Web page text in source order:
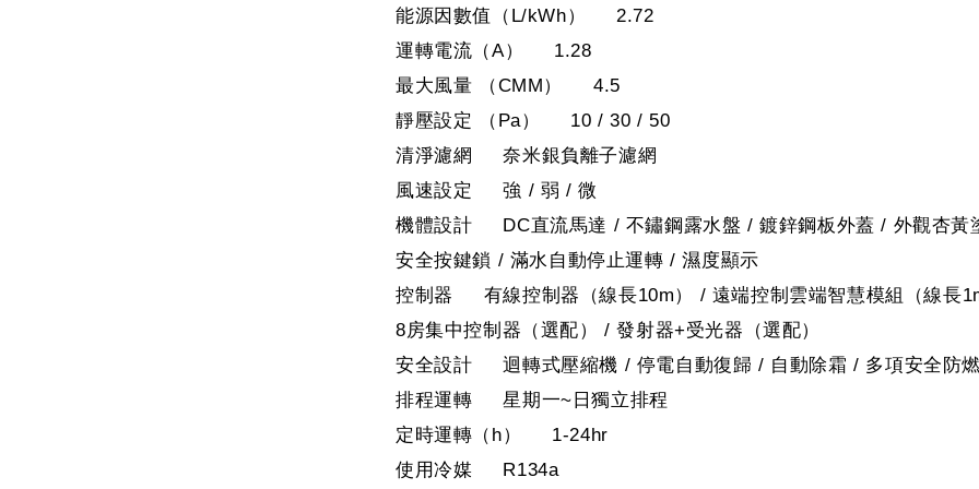
能源因數值（L/kWh） 2.72
運轉電流（A） 1.28
最大風量 （CMM） 4.5
靜壓設定 （Pa） 10 / 30 / 50
清淨濾網 奈米銀負離子濾網
風速設定 強 / 弱 / 微
機體設計 DC直流馬達 / 不鏽鋼露水盤 / 鍍鋅鋼板外蓋 / 外觀杏黃
安全按鍵鎖 / 滿水自動停止運轉 / 濕度顯示
控制器 有線控制器（線長10m） / 遠端控制雲端智慧模組（線長
8房集中控制器（選配） / 發射器+受光器（選配）
安全設計 迴轉式壓縮機 / 停電自動復歸 / 自動除霜 / 多項安全防
排程運轉 星期一~日獨立排程
定時運轉（h） 1-24hr
使用冷媒 R134a